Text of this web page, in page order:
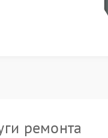
ремонта